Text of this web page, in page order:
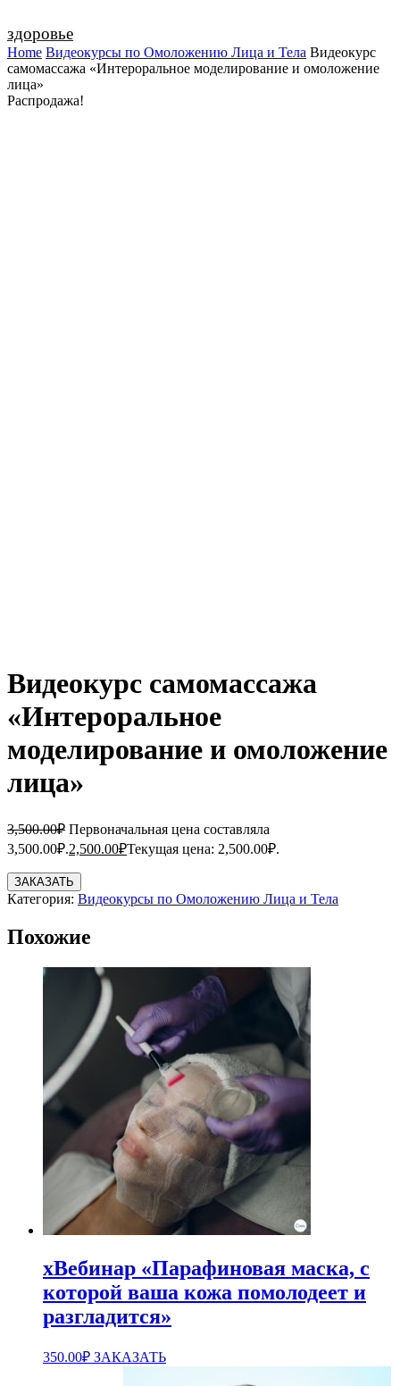
здоровье
Home Видеокурсы по Омоложению Лица и Тела Видеокурс
самомассажа «Интероральное моделирование и омоложение
лица»
Распродажа!
Видеокурс самомассажа
«Интероральное
моделирование и омоложение
лица»
3,500.00₽ Первоначальная цена составляла
3,500.00₽.2,500.00₽Текущая цена: 2,500.00₽.
ЗАКАЗАТЬ
Категория: Видеокурсы по Омоложению Лица и Тела
Похожие
хВебинар «Парафиновая маска, с
которой ваша кожа помолодеет и
разгладится»
350.00₽ ЗАКАЗАТЬ